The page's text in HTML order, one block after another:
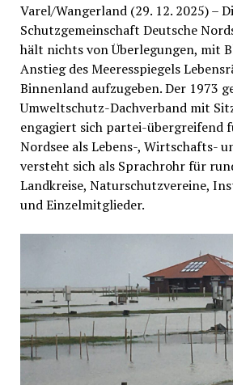
Varel/Wangerland (29. 12. 2025) –
Schutzgemeinschaft Deutsche
hält nichts von Überlegungen, mit
Anstieg des Meeresspiegels
Binnenland aufzugeben. Der 1973
Umweltschutz-Dachverband mit
engagiert sich partei-übergreifend
Nordsee als Lebens-, Wirtschafts-
versteht sich als Sprachrohr für
Landkreise, Naturschutzvereine,
und Einzelmitglieder.